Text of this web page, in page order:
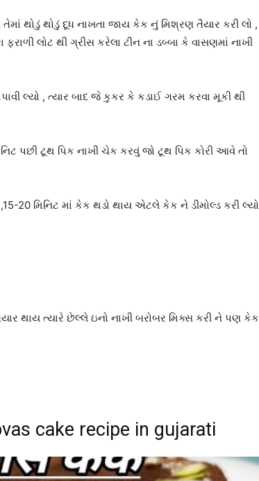
થોડું થોડું દૂધ નાખતા જાય કેક નું મિશ્રણ તૈયાર કરી લો ,
લોટ થી ગ્રીસ કરેલા ટીન ના ડબ્બા કે વાસણમાં નાખી
લ્યો , ત્યાર બાદ જે કુકર કે કડાઈ ગરમ કરવા મૂકી થી
પછી ટૂથ પિક નાખી ચેક કરવું જો ટૂથ પિક કોરી આવે તો
20 મિનિટ માં કેક થડો થાય એટલે કેક ને ડીમોલ્ડ કરી લ્યો
થાય ત્યારે છેલ્લે ઇનો નાખી બરોબર મિક્સ કરી ને પણ કેક
cake recipe in gujarati